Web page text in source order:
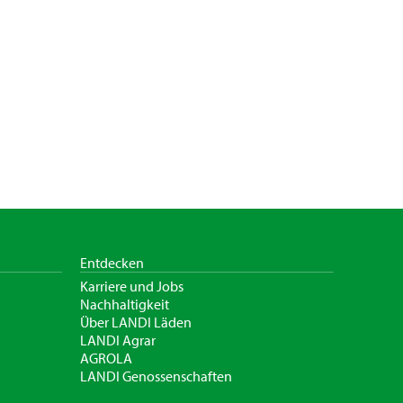
Entdecken
Karriere und Jobs
Nachhaltigkeit
Über LANDI Läden
LANDI Agrar
AGROLA
LANDI Genossenschaften